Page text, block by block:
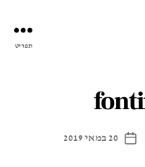
תפריט
תאריך
20 במאי 2019